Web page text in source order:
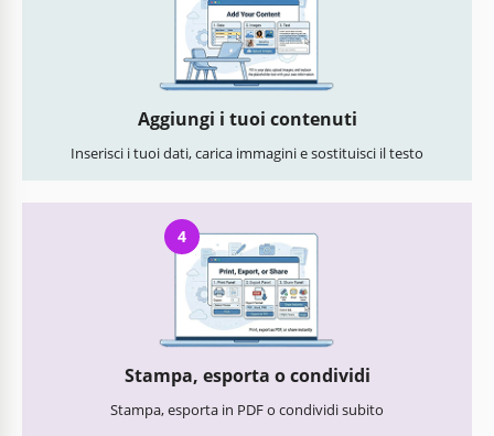
Aggiungi i tuoi contenuti
Inserisci i tuoi dati, carica immagini e sostituisci il testo
4
Stampa, esporta o condividi
Stampa, esporta in PDF o condividi subito